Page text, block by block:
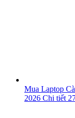
Mua Laptop
2026 Chi tiết